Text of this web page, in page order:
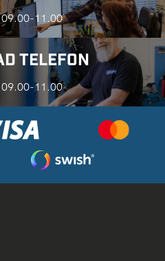
11.00
TELEFON
11.00